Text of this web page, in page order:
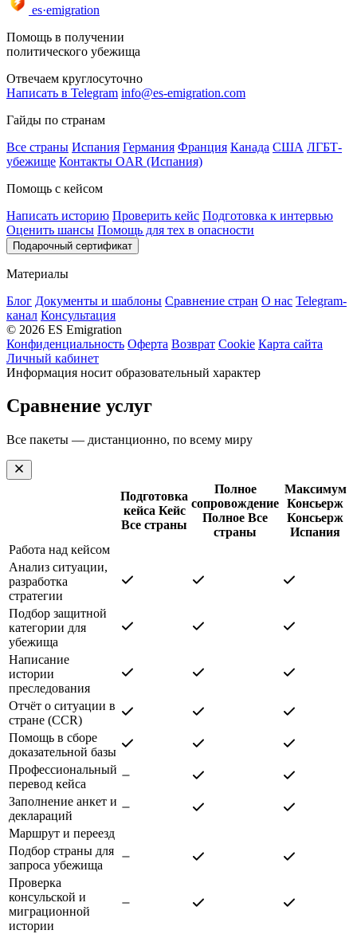
es·emigration
Помощь в получении
политического убежища
Отвечаем круглосуточно
Написать в Telegram info@es-emigration.com
Гайды по странам
Все страны Испания Германия Франция Канада США ЛГБТ-
убежище Контакты OAR (Испания)
Помощь с кейсом
Написать историю Проверить кейс Подготовка к интервью
Оценить шансы Помощь для тех в опасности
Подарочный сертификат
Материалы
Блог Документы и шаблоны Сравнение стран О нас Telegram-
канал Консультация
© 2026 ES Emigration
Конфиденциальность Оферта Возврат Cookie Карта сайта
Личный кабинет
Информация носит образовательный характер
Сравнение услуг
Все пакеты — дистанционно, по всему миру
Подготовка
кейса Кейс
Все страны
Полное
сопровождение
Полное Все
страны
Максимум
Консьерж
Консьерж
Испания
Работа над кейсом
Анализ ситуации,
разработка
стратегии
Подбор защитной
категории для
убежища
Написание
истории
преследования
Отчёт о ситуации в
стране (CCR)
Помощь в сборе
доказательной базы
Профессиональный
перевод кейса
Заполнение анкет и
деклараций
Маршрут и переезд
Подбор страны для
запроса убежища
Проверка
консульской и
миграционной
истории